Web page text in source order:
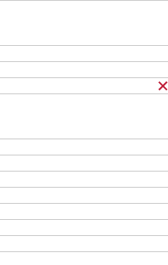
kosteloos